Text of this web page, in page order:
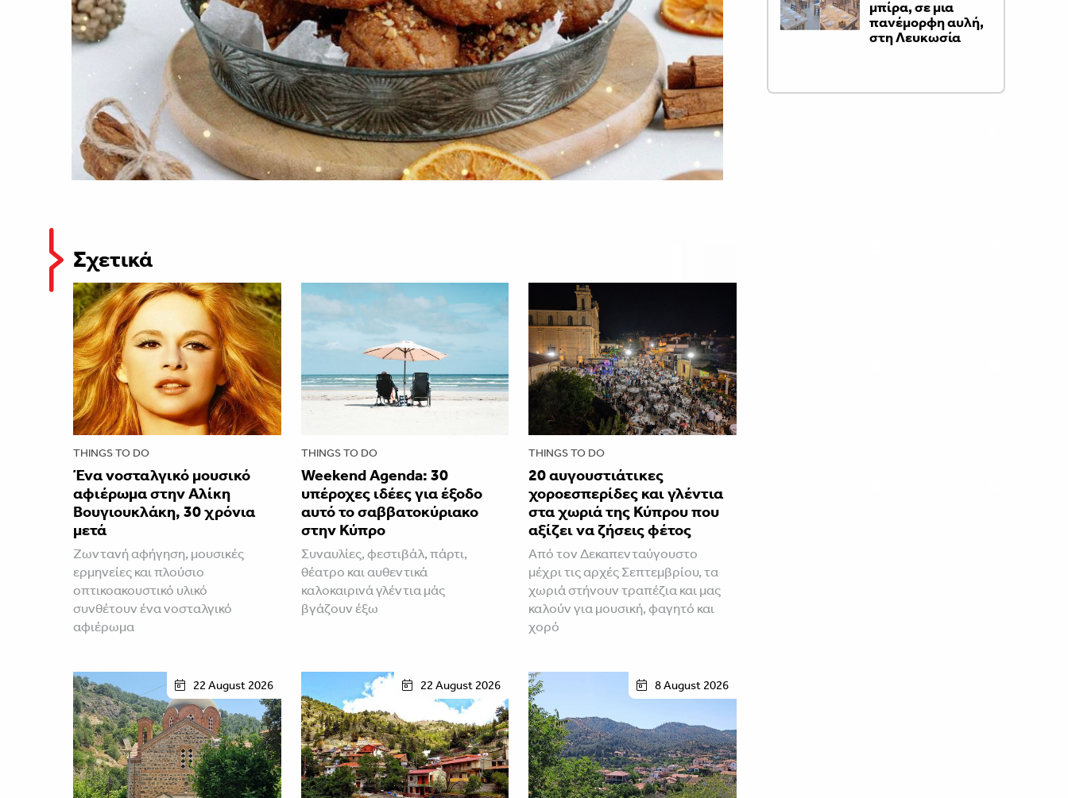
Σχετικά
THINGS TO DO
Ένα νοσταλγικό μουσικό
αφιέρωμα στην Αλίκη
Βουγιουκλάκη, 30 χρόνια
μετά
Ζωντανή αφήγηση, μουσικές
ερμηνείες και πλούσιο
οπτικοακουστικό υλικό
συνθέτουν ένα νοσταλγικό
αφιέρωμα
THINGS TO DO
Weekend Agenda: 30
υπέροχες ιδέες για έξοδο
αυτό το σαββατοκύριακο
στην Κύπρο
Συναυλίες, φεστιβάλ, πάρτι,
θέατρο και αυθεντικά
καλοκαιρινά γλέντια μάς
βγάζουν έξω
THINGS TO DO
20 αυγουστιάτικες
χοροεσπερίδες και γλέντια
στα χωριά της Κύπρου που
αξίζει να ζήσεις φέτος
Από τον Δεκαπενταύγουστο
μέχρι τις αρχές Σεπτεμβρίου, τα
χωριά στήνουν τραπέζια και μας
καλούν για μουσική, φαγητό και
χορό
22 August 2026 22 August 2026 8 August 2026
μπίρα, σε μια
πανέμορφη αυλή,
στη Λευκωσία